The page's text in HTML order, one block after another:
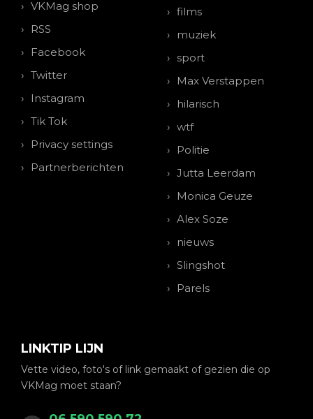
VKMag shop
RSS
Facebook
Twitter
Instagram
Tik Tok
Privacy settings
Partnerberichten
films
muziek
sport
Max Verstappen
hilarisch
wtf
Politie
Jutta Leerdam
Monica Geuze
Alex Soze
nieuws
Slingshot
Parels
LINKTIP LIJN
Vette video, foto's of link gemaakt of gezien die op
VKMag moet staan?